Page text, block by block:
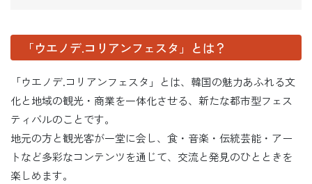
「ウエノデ.コリアンフェスタ」とは？
「ウエノデ.コリアンフェスタ」とは、韓国の魅力あふれる文
化と地域の観光・商業を一体化させる、新たな都市型フェス
ティバルのことです。
地元の方と観光客が一堂に会し、食・音楽・伝統芸能・アー
トなど多彩なコンテンツを通じて、交流と発見のひとときを
楽しめます。